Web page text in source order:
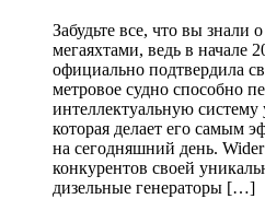
Забудьте все, что вы знали
мегаяхтами, ведь в начале
официально подтвердила
метровое судно способно
интеллектуальную систему
которая делает его самым
на сегодняшний день.
конкурентов своей
дизельные генераторы […]